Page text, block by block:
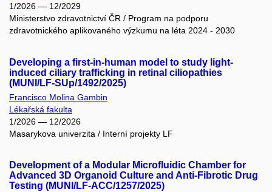
1/2026 — 12/2029
Ministerstvo zdravotnictví ČR / Program na podporu
zdravotnického aplikovaného výzkumu na léta 2024 - 2030
Developing a first-in-human model to study light-
induced ciliary trafficking in retinal ciliopathies
(MUNI/LF-SUp/1492/2025)
Francisco Molina Gambin
Lékařská fakulta
1/2026 — 12/2026
Masarykova univerzita / Interní projekty LF
Development of a Modular Microfluidic Chamber for
Advanced 3D Organoid Culture and Anti-Fibrotic Drug
Testing (MUNI/LF-ACC/1257/2025)